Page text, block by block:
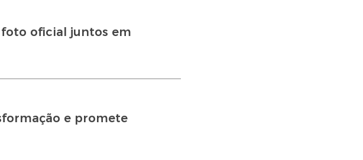
oficial juntos em
e promete